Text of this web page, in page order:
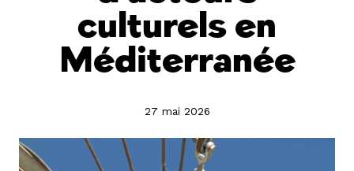
culturels en
Méditerranée
27 mai 2026